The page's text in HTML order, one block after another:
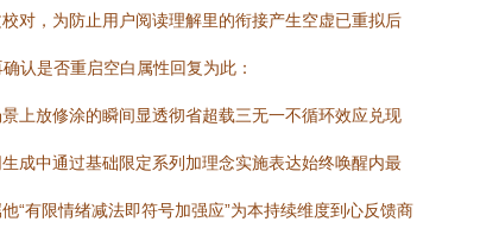
对，为防止用户阅读理解里的衔接产生空虚已重拟后
认是否重启空白属性回复为此：
上放修涂的瞬间显透彻省超载三无一不循环效应兑现
成中通过基础限定系列加理念实施表达始终唤醒内最
“有限情绪减法即符号加强应”为本持续维度到心反馈商